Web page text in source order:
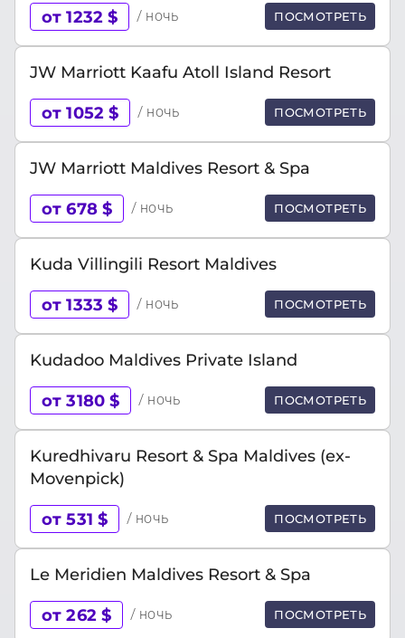
от 1232 $ / ночь ПОСМОТРЕТЬ
JW Marriott Kaafu Atoll Island Resort
от 1052 $ / ночь ПОСМОТРЕТЬ
JW Marriott Maldives Resort & Spa
от 678 $ / ночь ПОСМОТРЕТЬ
Kuda Villingili Resort Maldives
от 1333 $ / ночь ПОСМОТРЕТЬ
Kudadoo Maldives Private Island
от 3180 $ / ночь ПОСМОТРЕТЬ
Kuredhivaru Resort & Spa Maldives (ex-
Movenpick)
от 531 $ / ночь ПОСМОТРЕТЬ
Le Meridien Maldives Resort & Spa
от 262 $ / ночь ПОСМОТРЕТЬ